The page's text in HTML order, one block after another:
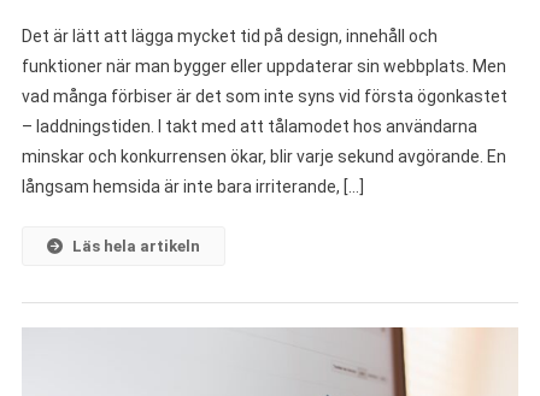
Det är lätt att lägga mycket tid på design, innehåll och
funktioner när man bygger eller uppdaterar sin webbplats. Men
vad många förbiser är det som inte syns vid första ögonkastet
– laddningstiden. I takt med att tålamodet hos användarna
minskar och konkurrensen ökar, blir varje sekund avgörande. En
långsam hemsida är inte bara irriterande, […]
Läs hela artikeln